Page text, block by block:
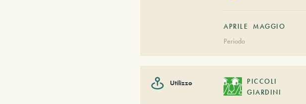
APRILE
MAGGIO
Periodo
Utilizzo
PICCOLI
GIARDINI